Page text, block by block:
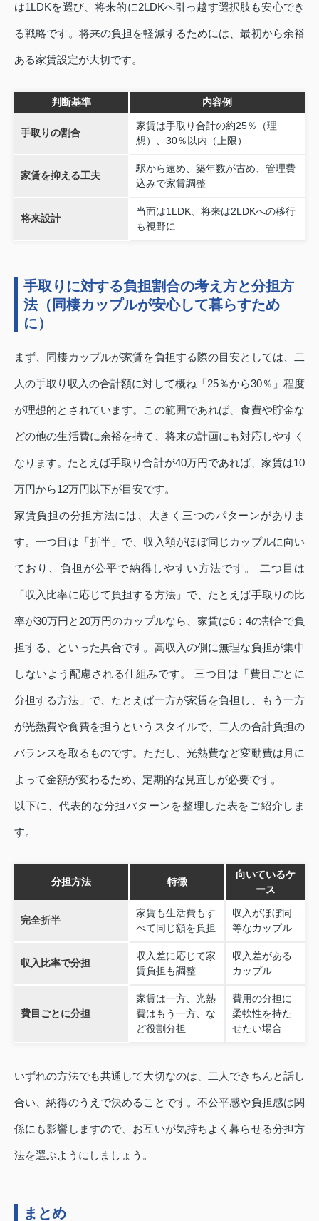
は1LDKを選び、将来的に2LDKへ引っ越す選択肢も安心でき
る戦略です。将来の負担を軽減するためには、最初から余裕
ある家賃設定が大切です。
判断基準 内容例
手取りの割合
家賃は手取り合計の約25％（理
想）、30％以内（上限）
家賃を抑える工夫
駅から遠め、築年数が古め、管理費
込みで家賃調整
将来設計
当面は1LDK、将来は2LDKへの移行
も視野に
手取りに対する負担割合の考え方と分担方
法（同棲カップルが安心して暮らすため
に）
まず、同棲カップルが家賃を負担する際の目安としては、二
人の手取り収入の合計額に対して概ね「25％から30％」程度
が理想的とされています。この範囲であれば、食費や貯金な
どの他の生活費に余裕を持て、将来の計画にも対応しやすく
なります。たとえば手取り合計が40万円であれば、家賃は10
万円から12万円以下が目安です。
家賃負担の分担方法には、大きく三つのパターンがありま
す。一つ目は「折半」で、収入額がほぼ同じカップルに向い
ており、負担が公平で納得しやすい方法です。 二つ目は
「収入比率に応じて負担する方法」で、たとえば手取りの比
率が30万円と20万円のカップルなら、家賃は6：4の割合で負
担する、といった具合です。高収入の側に無理な負担が集中
しないよう配慮される仕組みです。 三つ目は「費目ごとに
分担する方法」で、たとえば一方が家賃を負担し、もう一方
が光熱費や食費を担うというスタイルで、二人の合計負担の
バランスを取るものです。ただし、光熱費など変動費は月に
よって金額が変わるため、定期的な見直しが必要です。
以下に、代表的な分担パターンを整理した表をご紹介しま
す。
分担方法 特徴
向いているケ
ース
完全折半
家賃も生活費もす
べて同じ額を負担
収入がほぼ同
等なカップル
収入比率で分担
収入差に応じて家
賃負担も調整
収入差がある
カップル
費目ごとに分担
家賃は一方、光熱
費はもう一方、な
ど役割分担
費用の分担に
柔軟性を持た
せたい場合
いずれの方法でも共通して大切なのは、二人できちんと話し
合い、納得のうえで決めることです。不公平感や負担感は関
係にも影響しますので、お互いが気持ちよく暮らせる分担方
法を選ぶようにしましょう。
まとめ